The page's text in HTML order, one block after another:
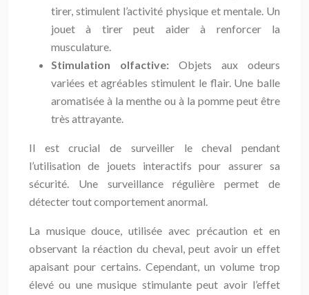
tirer, stimulent l’activité physique et mentale. Un
jouet à tirer peut aider à renforcer la
musculature.
Stimulation olfactive: Objets aux odeurs
variées et agréables stimulent le flair. Une balle
aromatisée à la menthe ou à la pomme peut être
très attrayante.
Il est crucial de surveiller le cheval pendant
l’utilisation de jouets interactifs pour assurer sa
sécurité. Une surveillance régulière permet de
détecter tout comportement anormal.
La musique douce, utilisée avec précaution et en
observant la réaction du cheval, peut avoir un effet
apaisant pour certains. Cependant, un volume trop
élevé ou une musique stimulante peut avoir l’effet